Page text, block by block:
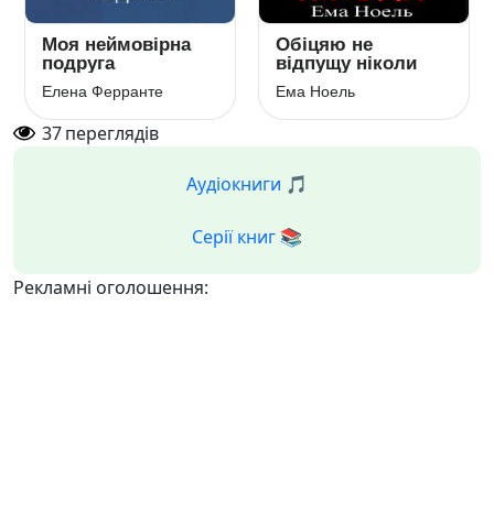
Моя неймовірна
подруга
Елена Ферранте
Обіцяю не
відпущу ніколи
Ема Ноель
37переглядів
Аудіокниги 🎵
Серії книг 📚
Рекламні оголошення: